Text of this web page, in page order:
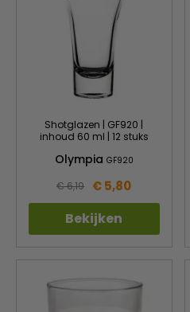
Shotglazen | GF920 |
inhoud 60 ml | 12 stuks
Olympia GF920
€ 6,19 € 5,80
Bekijken